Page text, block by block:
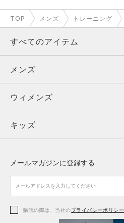
TOP メンズ トレーニング
すべてのアイテム
メンズ
ウィメンズ
キッズ
アクセサリー
メンズ
トップス
ボトムス
アクセサリー
ウィメンズ
トップス
シューズ
アクセサリー
キッズ
シューズ
メールマガジンに登録する
購読の際は、当社のプライバシーポリシー